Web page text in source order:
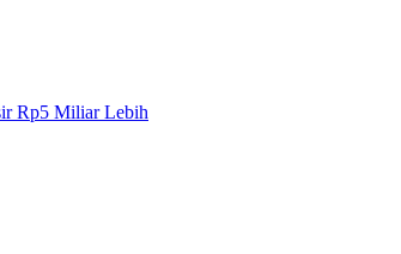
Rp5 Miliar Lebih